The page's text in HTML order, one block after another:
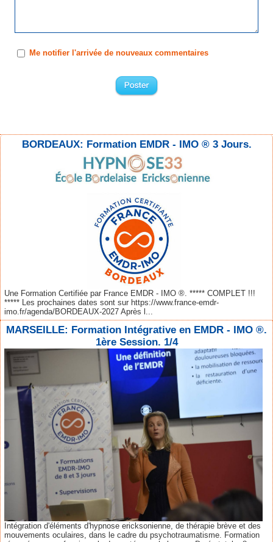
Me notifier l'arrivée de nouveaux commentaires
BORDEAUX: Formation EMDR - IMO ® 3 Jours.
Une Formation Certifiée par France EMDR - IMO ®. ***** COMPLET !!!
***** Les prochaines dates sont sur https://www.france-emdr-
imo.fr/agenda/BORDEAUX-2027 Après l...
MARSEILLE: Formation Intégrative en EMDR - IMO ®.
1ère Session. 1/4
Intégration d'éléments d'hypnose ericksonienne, de thérapie brève et des
mouvements oculaires, dans le cadre du psychotraumatisme. Formation